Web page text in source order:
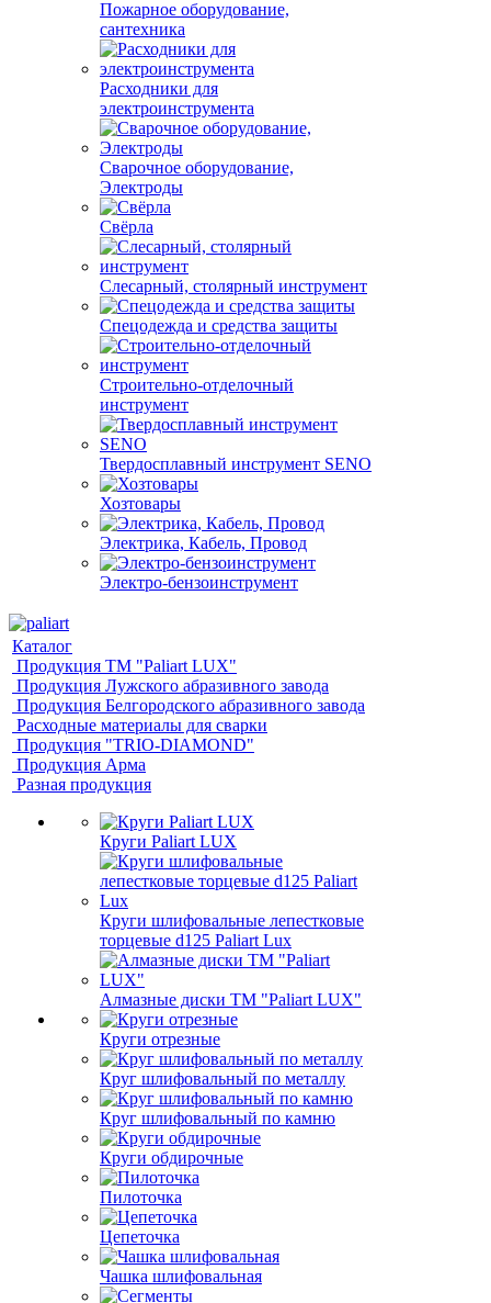
Пожарное оборудование,
сантехника
Расходники для
электроинструмента
Сварочное оборудование,
Электроды
Свёрла
Слесарный, столярный инструмент
Спецодежда и средства защиты
Строительно-отделочный
инструмент
Твердосплавный инструмент SENO
Хозтовары
Электрика, Кабель, Провод
Электро-бензоинструмент
Каталог
Продукция ТМ "Paliart LUX"
Продукция Лужского абразивного завода
Продукция Белгородского абразивного завода
Расходные материалы для сварки
Продукция "TRIO-DIAMOND"
Продукция Арма
Разная продукция
Круги Paliart LUX
Круги шлифовальные лепестковые
торцевые d125 Paliart Lux
Алмазные диски ТМ "Paliart LUX"
Круги отрезные
Круг шлифовальный по металлу
Круг шлифовальный по камню
Круги обдирочные
Пилоточка
Цепеточка
Чашка шлифовальная